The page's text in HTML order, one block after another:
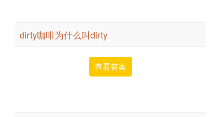
dirty咖啡为什么叫dirty
查看答案